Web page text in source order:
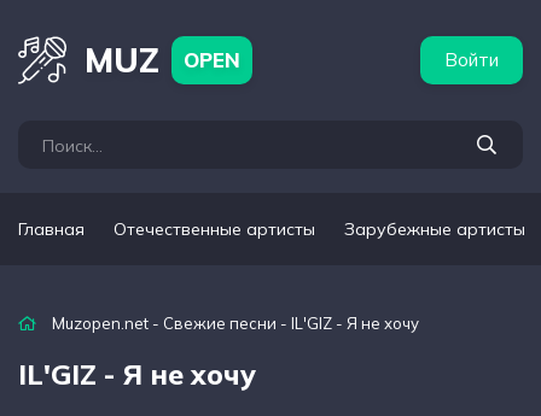
MUZ OPEN Войти
Главная Отечественные артисты Зарубежные артисты
Muzopen.net - Свежие песни - IL'GIZ - Я не хочу
IL'GIZ - Я не хочу
артисты Популярные подборки